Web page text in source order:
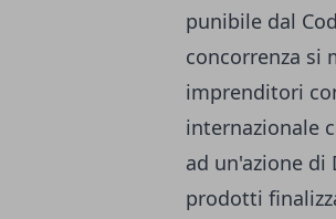
punibile dal
concorrenza si
imprenditori
internazionale
ad un'azione
prodotti